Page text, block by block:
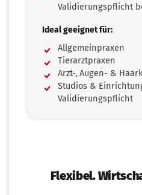
Validierungspflicht
Ideal geeignet für:
Allgemeinpraxen
Tierarztpraxen
Arzt-, Augen- &
Studios &
Validierungspflicht
Flexibel.